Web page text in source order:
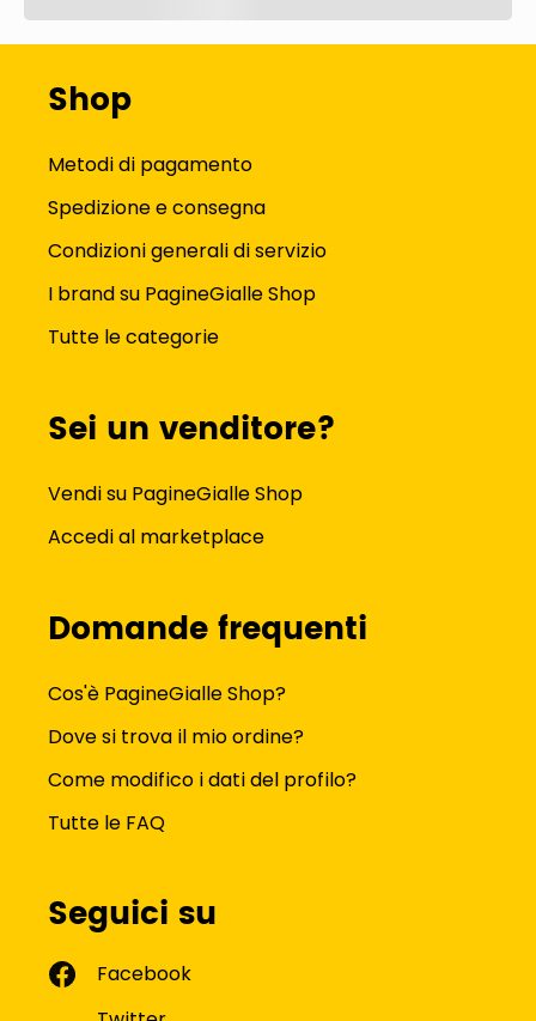
Shop
Metodi di pagamento
Spedizione e consegna
Condizioni generali di servizio
I brand su PagineGialle Shop
Tutte le categorie
Sei un venditore?
Vendi su PagineGialle Shop
Accedi al marketplace
Domande frequenti
Cos'è PagineGialle Shop?
Dove si trova il mio ordine?
Come modifico i dati del profilo?
Tutte le FAQ
Seguici su